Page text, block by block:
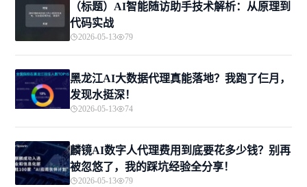
（标题）AI智能随访助手技术解析：从原理到
代码实战
2026-05-13 79
黑龙江AI大数据代理真能落地？我跑了仨月，
发现水挺深！
2026-05-13 74
麟镜AI数字人代理费用到底要花多少钱？别再
被忽悠了，我的踩坑经验全分享！
2026-05-13 79